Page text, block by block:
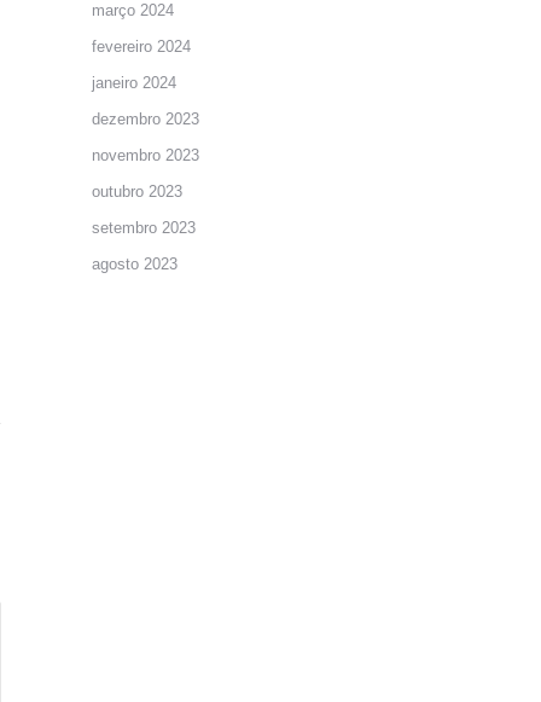
março 2024
fevereiro 2024
janeiro 2024
dezembro 2023
novembro 2023
outubro 2023
setembro 2023
agosto 2023